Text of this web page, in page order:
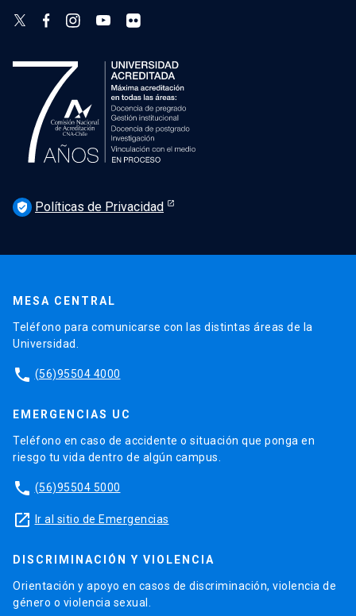
verified_user Políticas de Privacidad
MESA CENTRAL
Teléfono para comunicarse con las distintas áreas de la
Universidad.
phone (56)95504 4000
EMERGENCIAS UC
Teléfono en caso de accidente o situación que ponga en
riesgo tu vida dentro de algún campus.
phone (56)95504 5000
launch Ir al sitio de Emergencias
DISCRIMINACIÓN Y VIOLENCIA
Orientación y apoyo en casos de discriminación, violencia de
género o violencia sexual.